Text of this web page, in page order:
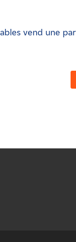
vend une